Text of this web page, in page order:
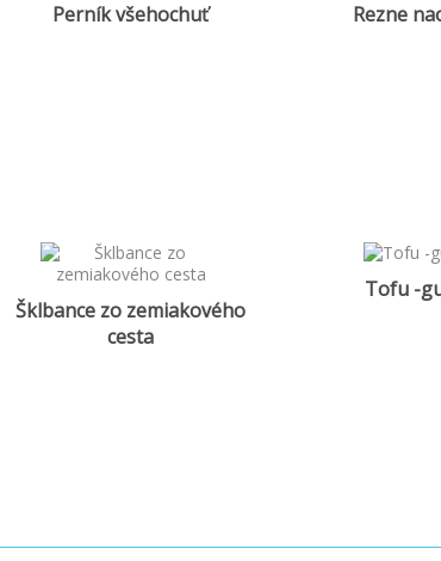
Perník všehochuť Rezne
Šklbance zo zemiakového
cesta
Tofu -